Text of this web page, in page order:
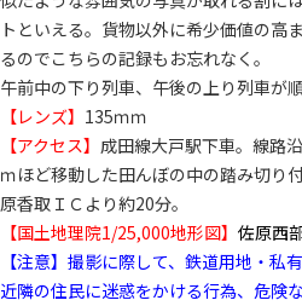
トといえる。貨物以外に希少価値の高
るのでこちらの記録もお忘れなく。
午前中の下り列車、午後の上り列車が
【レンズ】 135ｍｍ
【アクセス】 成田線大戸駅下車。線路
ｍほど移動した田んぼの中の踏み切り
原香取ＩＣより約20分。
【国土地理院1/25,000地形図】 佐原西
【注意】撮影に際して、鉄道用地・私
近隣の住民に迷惑をかける行為、危険